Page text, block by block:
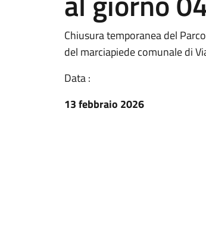
Chiusura temporanea del
del marciapiede comunale di
Data :
13 febbraio 2026